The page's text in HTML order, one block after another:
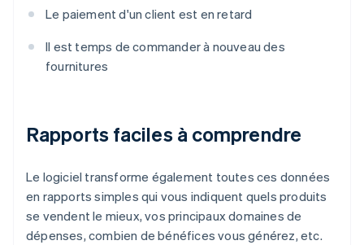
Le paiement d'un client est en retard
Il est temps de commander à nouveau des
fournitures
Rapports faciles à comprendre
Le logiciel transforme également toutes ces données
en rapports simples qui vous indiquent quels produits
se vendent le mieux, vos principaux domaines de
dépenses, combien de bénéfices vous générez, etc.